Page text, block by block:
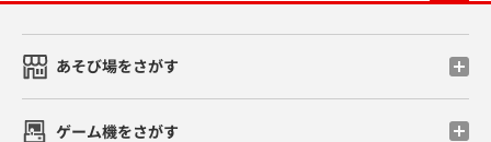
あそび場をさがす
ゲーム機をさがす